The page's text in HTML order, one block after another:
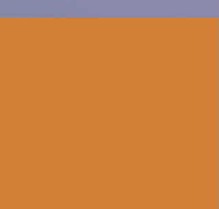
Cheias de Tradição 🇵🇹